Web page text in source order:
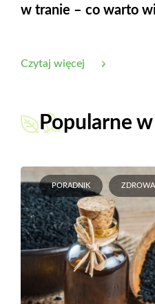
w tranie – co warto
Czytaj więcej
Popularne
PORADNIK